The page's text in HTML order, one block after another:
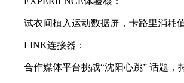
试衣间植入运动数据屏，卡路里消耗
LINK连接器：
合作媒体平台挑战“沈阳心跳” 话题，